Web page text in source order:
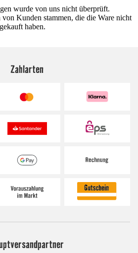
wurde von uns nicht überprüft.
Kunden stammen, die die Ware nicht
haben.
Zahlarten